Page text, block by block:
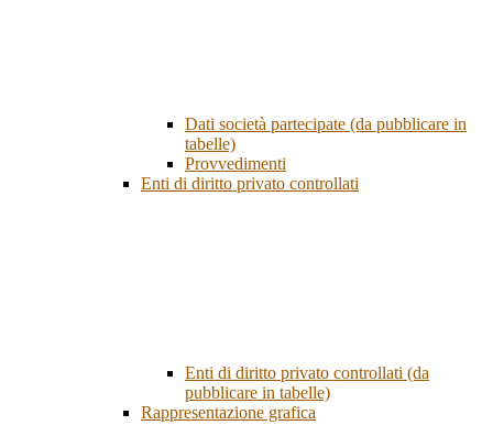
Dati società partecipate (da pubblicare in
tabelle)
Provvedimenti
Enti di diritto privato controllati
Enti di diritto privato controllati (da
pubblicare in tabelle)
Rappresentazione grafica